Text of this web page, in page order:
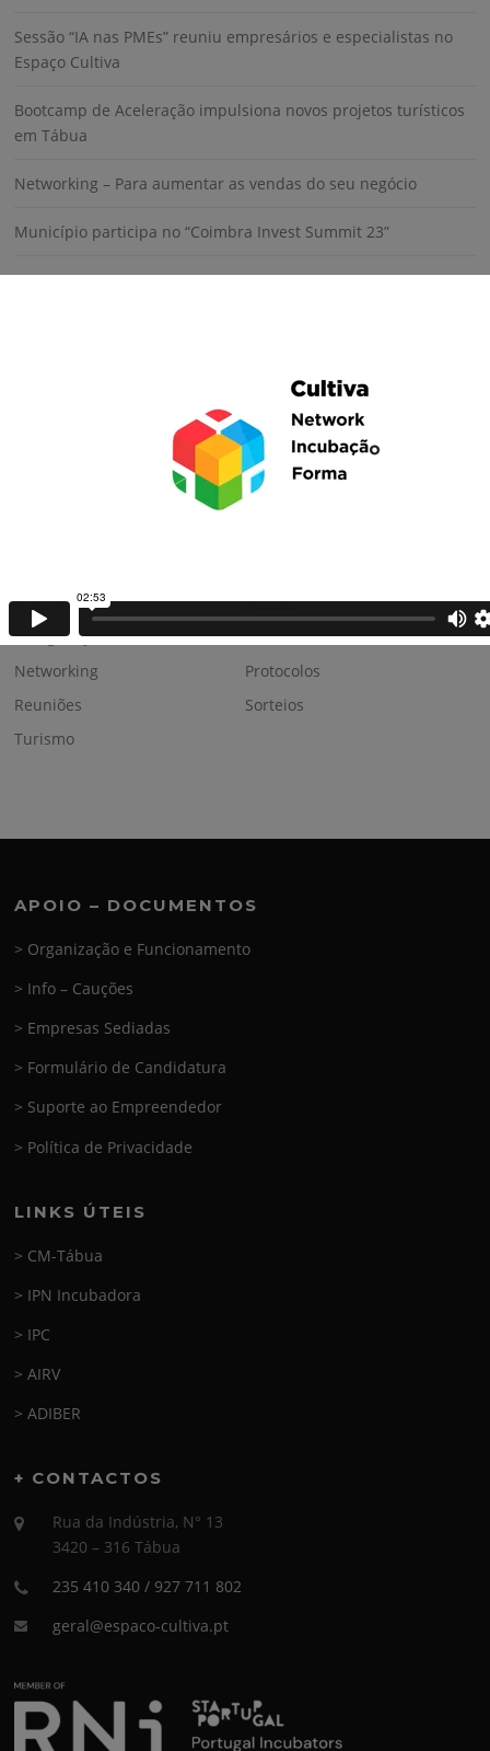
Sessão “IA nas PMEs” reuniu empresários e especialistas no
Espaço Cultiva
Bootcamp de Aceleração impulsiona novos projetos turísticos
em Tábua
Networking – Para aumentar as vendas do seu negócio
Município participa no “Coimbra Invest Summit 23”
Novembro 2023
Junho 2023
Janeiro 2023
Business
Fóruns
Inaugurações
Invest Summit
Networking
Protocolos
Reuniões
Sorteios
Turismo
APOIO – DOCUMENTOS
> Organização e Funcionamento
> Info – Cauções
> Empresas Sediadas
> Formulário de Candidatura
> Suporte ao Empreendedor
> Política de Privacidade
LINKS ÚTEIS
> CM-Tábua
> IPN Incubadora
> IPC
> AIRV
> ADIBER
+ CONTACTOS
Rua da Indústria, N° 13
3420 – 316 Tábua
235 410 340 / 927 711 802
geral@espaco-cultiva.pt